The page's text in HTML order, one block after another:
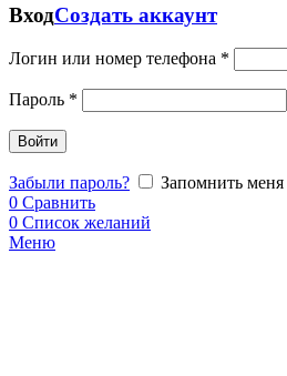
ВходСоздать аккаунт
Логин или номер телефона *
Пароль *
Войти
Забыли пароль?
Запомнить меня
0 Сравнить
0 Список желаний
Меню